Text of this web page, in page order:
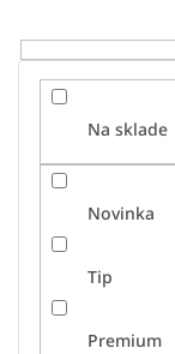
o
v
Na sklade
Novinka
Tip
Premium